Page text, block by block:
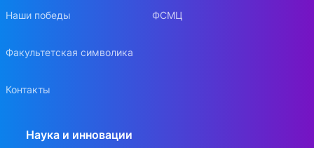
Наши победы
Факультетская символика
Контакты
ФСМЦ
Наука и инновации